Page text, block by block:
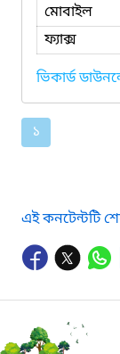
মোবাইল
ফ্যাক্স
ভিকার্ড
১
এই কনটেন্টটি